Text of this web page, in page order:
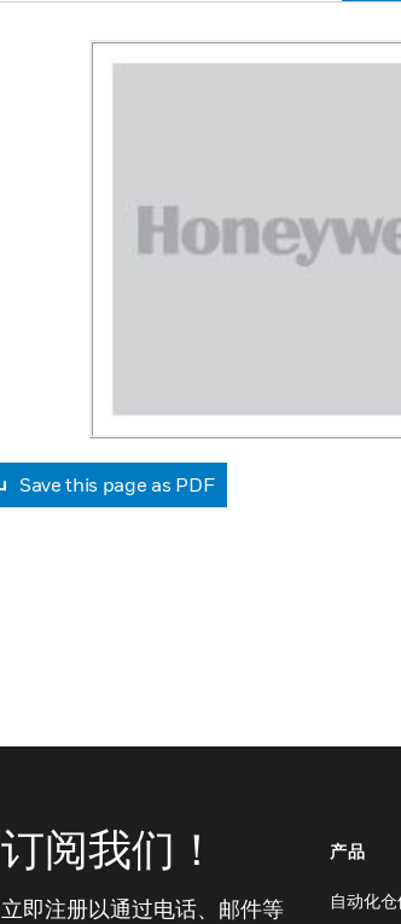
Save this page as PDF
订阅我们！
立即注册以通过电话、邮件等
产品
自动化